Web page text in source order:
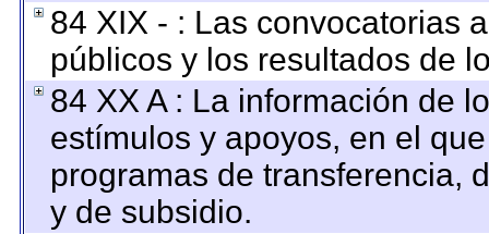
84 XIX - : Las convocatorias
públicos y los resultados de
84 XX A : La información de
estímulos y apoyos, en el
programas de transferencia,
y de subsidio.